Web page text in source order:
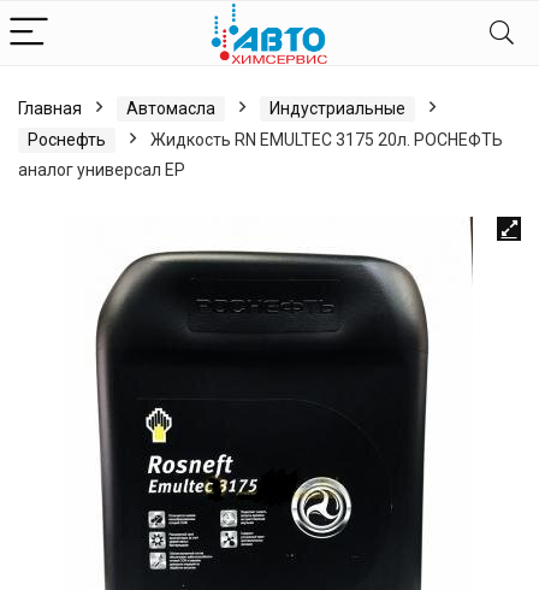
Главная Автомасла
Индустриальные
Роснефть
Жидкость RN EMULTEC 3175 20л. РОСНЕФТЬ
аналог универсал ЕР